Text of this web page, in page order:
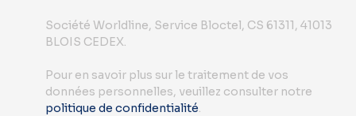
Société Worldline, Service Bloctel, CS 61311, 41013
BLOIS CEDEX.
Pour en savoir plus sur le traitement de vos
données personnelles, veuillez consulter notre
politique de confidentialité